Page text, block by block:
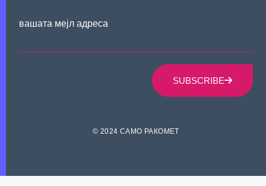
вашата мејл адреса
SUBSCRIBE
© 2024 САМО РАКОМЕТ